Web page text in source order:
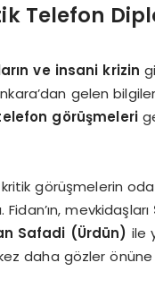
Telefon
ve insani krizin
gelen bilgilere
görüşmeleri
görüşmelerin
mevkidaşları
Safadi (Ürdün) ile
daha gözler önüne